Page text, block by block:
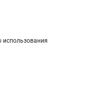
использования